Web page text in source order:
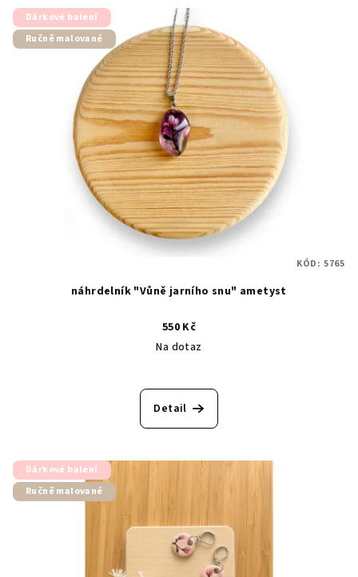
Dárkové balení
Ručně malované
náhrdelník "Vůně jarního snu" ametyst
550 Kč
Na dotaz
Detail
KÓD: 5765
Dárkové balení
Ručně malované